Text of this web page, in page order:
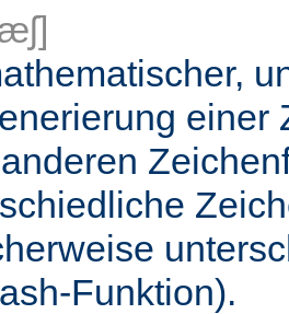
einer
Funktion).